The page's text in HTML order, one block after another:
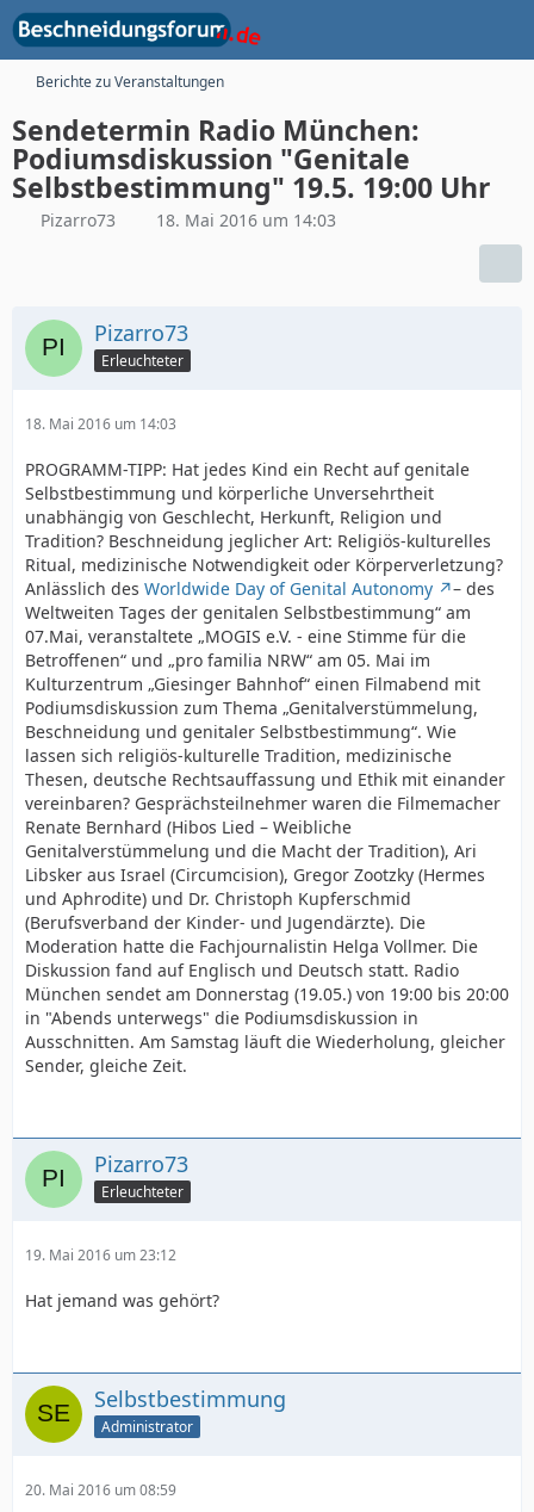
Berichte zu Veranstaltungen
Sendetermin Radio München:
Podiumsdiskussion "Genitale
Selbstbestimmung" 19.5. 19:00 Uhr
Pizarro73 18. Mai 2016 um 14:03
Pizarro73
Erleuchteter
18. Mai 2016 um 14:03
PROGRAMM-TIPP: Hat jedes Kind ein Recht auf genitale
Selbstbestimmung und körperliche Unversehrtheit
unabhängig von Geschlecht, Herkunft, Religion und
Tradition? Beschneidung jeglicher Art: Religiös-kulturelles
Ritual, medizinische Notwendigkeit oder Körperverletzung?
Anlässlich des Worldwide Day of Genital Autonomy
– des
Weltweiten Tages der genitalen Selbstbestimmung“ am
07.Mai, veranstaltete „MOGIS e.V. - eine Stimme für die
Betroffenen“ und „pro familia NRW“ am 05. Mai im
Kulturzentrum „Giesinger Bahnhof“ einen Filmabend mit
Podiumsdiskussion zum Thema „Genitalverstümmelung,
Beschneidung und genitaler Selbstbestimmung“. Wie
lassen sich religiös-kulturelle Tradition, medizinische
Thesen, deutsche Rechtsauffassung und Ethik mit einander
vereinbaren? Gesprächsteilnehmer waren die Filmemacher
Renate Bernhard (Hibos Lied – Weibliche
Genitalverstümmelung und die Macht der Tradition), Ari
Libsker aus Israel (Circumcision), Gregor Zootzky (Hermes
und Aphrodite) und Dr. Christoph Kupferschmid
(Berufsverband der Kinder- und Jugendärzte). Die
Moderation hatte die Fachjournalistin Helga Vollmer. Die
Diskussion fand auf Englisch und Deutsch statt. Radio
München sendet am Donnerstag (19.05.) von 19:00 bis 20:00
in "Abends unterwegs" die Podiumsdiskussion in
Ausschnitten. Am Samstag läuft die Wiederholung, gleicher
Sender, gleiche Zeit.
Pizarro73
Erleuchteter
19. Mai 2016 um 23:12
Hat jemand was gehört?
Selbstbestimmung
Administrator
20. Mai 2016 um 08:59